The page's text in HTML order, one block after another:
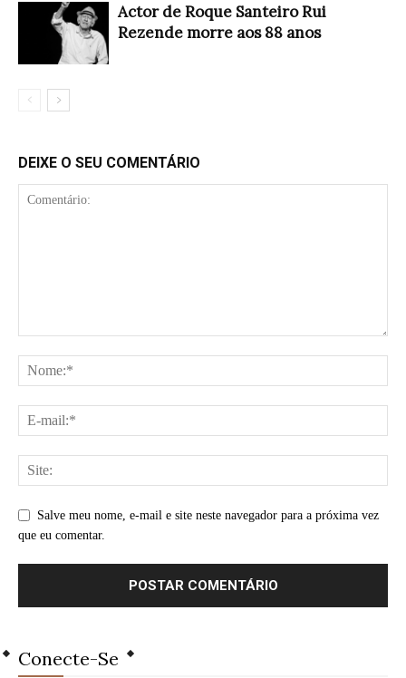
Actor de Roque Santeiro Rui
Rezende morre aos 88 anos
DEIXE O SEU COMENTÁRIO
Salve meu nome, e-mail e site neste navegador para a próxima vez
que eu comentar.
Conecte-Se